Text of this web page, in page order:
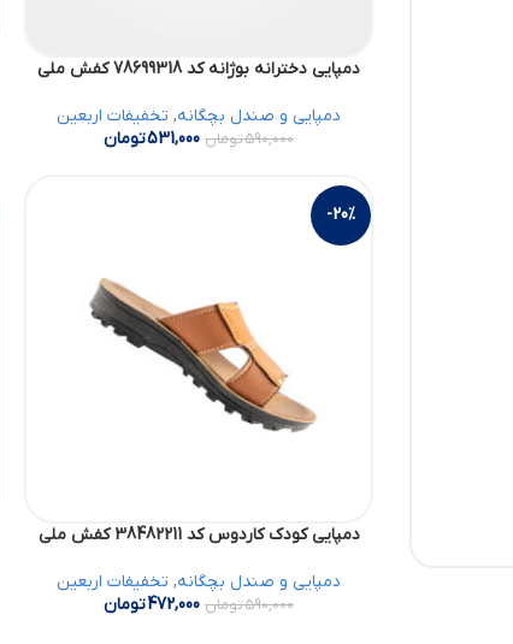
دمپایی دخترانه بوژانه کد 78699318 کفش ملی
دمپایی و صندل بچگانه, تخفیفات اربعین
590,000تومان 531,000تومان
-20%
دمپایی کودک کاردوس کد 38482211 کفش ملی
دمپایی و صندل بچگانه, تخفیفات اربعین
590,000تومان 472,000تومان